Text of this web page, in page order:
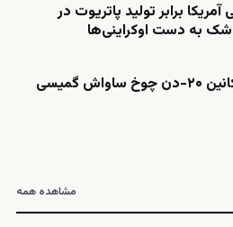
برابر تولید پاتریوت در
به دست اوکراینی‌ها
سنتکام: اورتا دوغودا آمریکانین ۲۰-دن چوخ ساواش گمیسی
مشاهده همه